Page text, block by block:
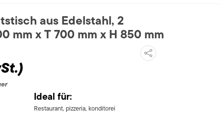
aus Edelstahl, 2
mm x T 700 mm x H 850 mm
Ideal für:
Restaurant, pizzeria, konditorei